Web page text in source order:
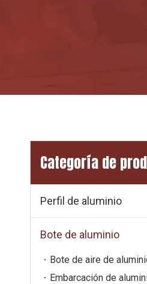
Categoría de
Perfil de aluminio
Bote de aluminio
Bote de aire de
Embarcación de